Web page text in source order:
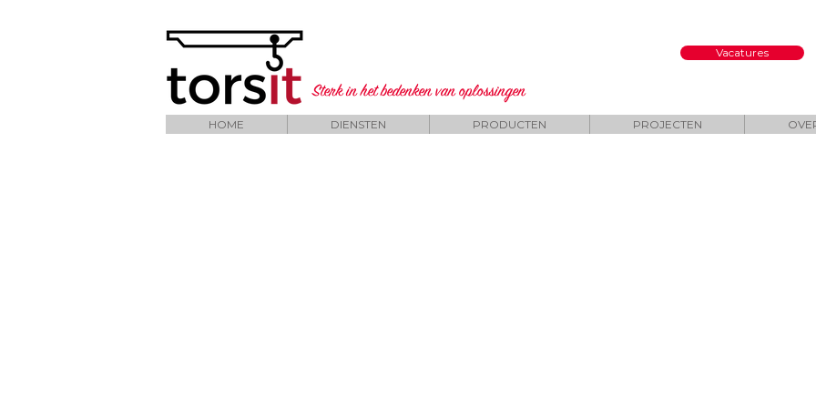
Vacatures
Sterk in het bedenkenvan oplossingen
HOME DIENSTEN PRODUCTEN PROJECTEN